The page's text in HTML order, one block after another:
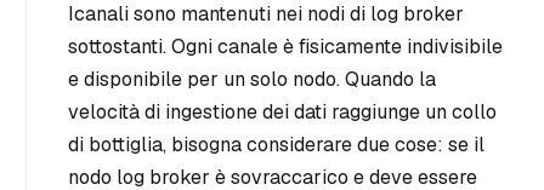
Icanalisono mantenuti nei nodi di log broker
sottostanti. Ogni canale è fisicamente indivisibile
e disponibile per un solo nodo. Quando la
velocità di ingestione dei dati raggiunge un collo
di bottiglia, bisogna considerare due cose: se il
nodo log broker è sovraccarico e deve essere